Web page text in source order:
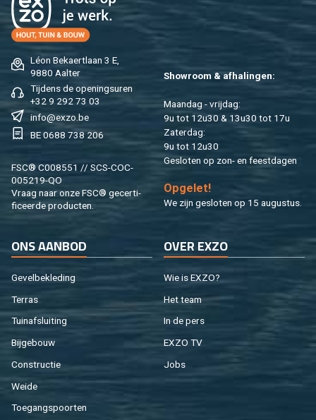
Léon Be­kaert­laan 3 E,
9880 Aal­ter
Tij­dens de ope­nings­uren
+32 9 292 73 03
info@​exzo.​be
BE 0688 738 206
FSC® C008551 // SCS-COC-
005219-QO
Vraag naar onze FSC® ge­cer­ti­
fi­ceer­de pro­duc­ten.
Show­room & af­ha­lin­gen:
Maan­dag - vrij­dag:
9u tot 12u30 & 13u30 tot 17u
Za­ter­dag:
9u tot 12u30
Ge­slo­ten op zon- en feest­da­gen
Op­ge­let!
We zijn ge­slo­ten op 15 au­gus­tus.
ONS AAN­BOD
Ge­vel­be­kle­ding
Ter­ras
Tuin­af­slui­ting
Bij­ge­bouw
Con­struc­tie
Weide
Toe­gangs­poor­ten
OVER EXZO
Wie is EXZO?
Het team
In de pers
EXZO TV
Jobs